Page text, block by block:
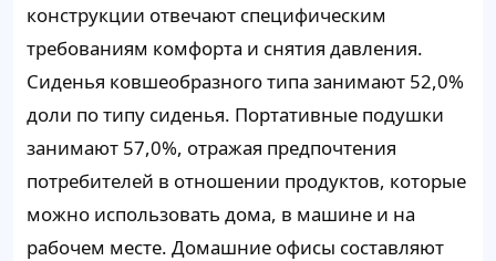
конструкции отвечают специфическим
требованиям комфорта и снятия давления.
Сиденья ковшеобразного типа занимают 52,0%
доли по типу сиденья. Портативные подушки
занимают 57,0%, отражая предпочтения
потребителей в отношении продуктов, которые
можно использовать дома, в машине и на
рабочем месте. Домашние офисы составляют